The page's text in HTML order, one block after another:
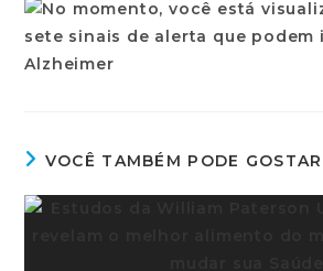
VOCÊ TAMBÉM PODE GOSTAR